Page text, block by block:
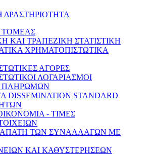
ΔΡΑΣΤΗΡΙΟΤΗΤΑ
ΤΟΜΕΑΣ
ΚΑΙ ΤΡΑΠΕΖΙΚΗ ΣΤΑΤΙΣΤΙΚΗ
ΧΡΗΜΑΤΟΠΙΣΤΩΤΙΚΑ
ΑΓΟΡΕΣ
ΛΟΓΑΡΙΑΣΜΟΙ
ΠΛΗΡΩΜΩΝ
DISSEMINATION STANDARD
- ΤΙΜΕΣ
ΑΠΑΤΗ ΤΩΝ ΣΥΝΑΛΛΑΓΩΝ ΜΕ
ΚΑΙ ΚΑΘΥΣΤΕΡΗΣΕΩΝ